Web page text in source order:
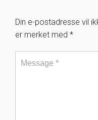
Din e-postadresse vil
er merket med *